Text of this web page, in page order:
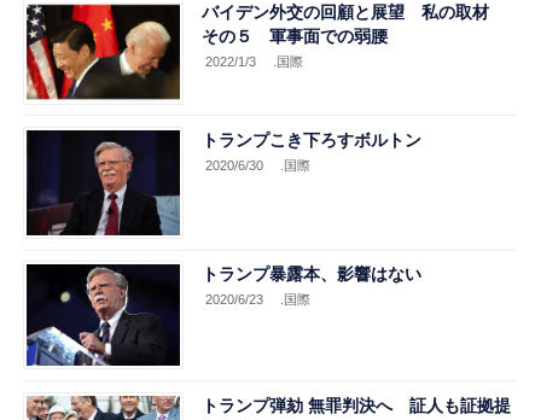
バイデン外交の回顧と展望 私の取材
その５ 軍事面での弱腰
2022/1/3 .国際
トランプこき下ろすボルトン
2020/6/30 .国際
トランプ暴露本、影響はない
2020/6/23 .国際
トランプ弾劾 無罪判決へ 証人も証拠提